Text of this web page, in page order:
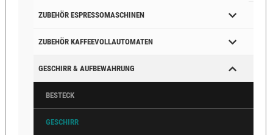
ZUBEHÖR ESPRESSOMASCHINEN
ZUBEHÖR KAFFEEVOLLAUTOMATEN
GESCHIRR & AUFBEWAHRUNG
BESTECK
GESCHIRR